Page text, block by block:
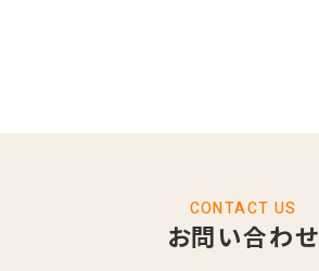
CONTACT US
お問い合わせ